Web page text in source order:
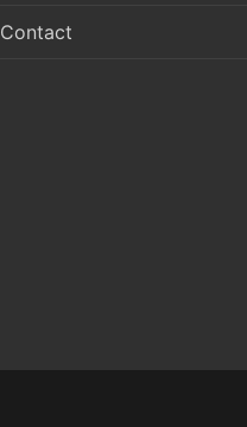
Contact